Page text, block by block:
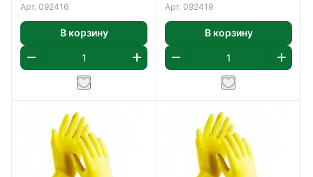
Арт. 092416
В корзину
Арт. 092419
В корзину